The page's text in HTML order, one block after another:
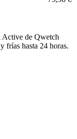
Active de Qwetch
frías hasta 24 horas.